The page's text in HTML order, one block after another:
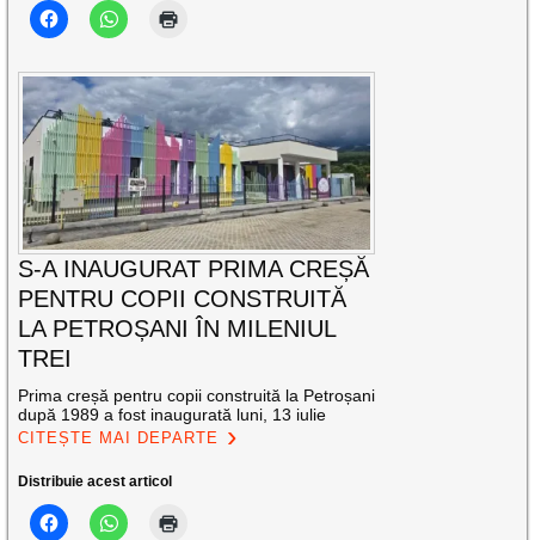
S-A INAUGURAT PRIMA CREȘĂ
PENTRU COPII CONSTRUITĂ
LA PETROȘANI ÎN MILENIUL
TREI
Prima creșă pentru copii construită la Petroșani
după 1989 a fost inaugurată luni, 13 iulie
CITEȘTE MAI DEPARTE
Distribuie acest articol